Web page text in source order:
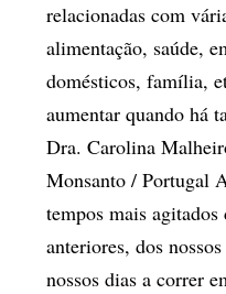
relacionadas com
alimentação, saúde,
domésticos, família,
aumentar quando há
Dra. Carolina
Monsanto / Portugal
tempos mais agitados
anteriores, dos
nossos dias a correr